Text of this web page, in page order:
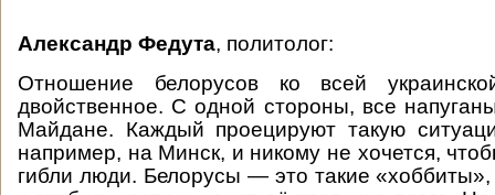
Александр Федута, политолог:
Отношение белорусов ко всей
двойственное. С одной стороны, все
Майдане. Каждый проецируют такую
например, на Минск, и никому не хочется,
гибли люди. Белорусы — это такие